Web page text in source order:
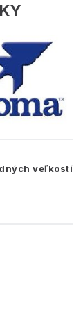
veľkostí